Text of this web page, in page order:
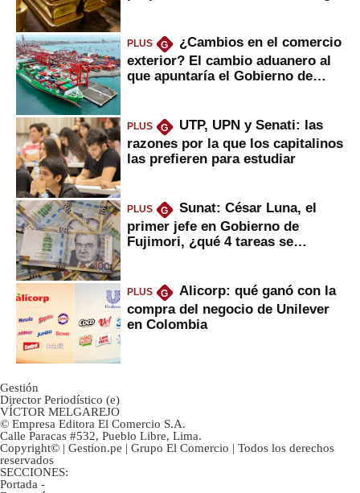
PLUS G
¿Cambios en el comercio
exterior? El cambio aduanero al
que apuntaría el Gobierno de
PLUS G
UTP, UPN y Senati: las
razones por la que los capitalinos
las prefieren para estudiar
PLUS G
Sunat: César Luna, el
primer jefe en Gobierno de
Fujimori, ¿qué 4 tareas se
PLUS G
Alicorp: qué ganó con la
compra del negocio de Unilever
en Colombia
Gestión
Director Periodístico (e)
VÍCTOR MELGAREJO
© Empresa Editora El Comercio S.A.
Calle Paracas #532, Pueblo Libre, Lima.
Copyright© | Gestion.pe | Grupo El Comercio | Todos los derechos
reservados
SECCIONES:
Portada -